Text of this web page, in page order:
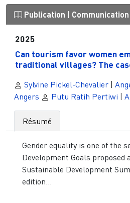
Publication Communication
2025
Can tourism favor women
traditional villages? The
Sylvine Pickel-Chevalier |
Angers
Putu Ratih Pertiwi |
Résumé
Gender equality is one of the
Development Goals proposed
Sustainable Development
edition...